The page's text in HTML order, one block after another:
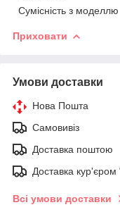
Сумісність з моделлю
Приховати
Умови доставки
Нова Пошта
Самовивіз
Доставка поштою
Доставка
Всі умови доставки